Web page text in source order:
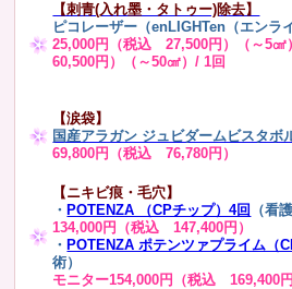
【刺青(入れ墨・タトゥー)除去】
ピコレーザー（enLIGHTen（エンラ
25,000円（税込 27,500円）（～5
60,500円）（～50㎠）/ 1回
【涙袋】
国産アラガン ジュビダームビスタボ
69,800円（税込 76,780円）
【ニキビ痕・毛穴】
・ POTENZA （CPチップ）4回
（看
134,000円（税込 147,400円）
・ POTENZA ポテンツァプライム（
術）
モニター154,000円（税込 169,400円